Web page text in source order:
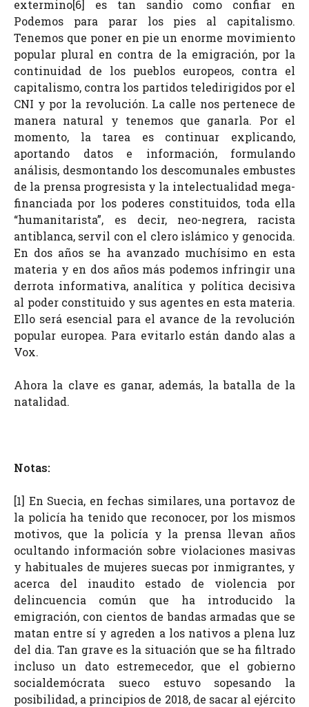
extermino[6] es tan sandio como confiar en
Podemos para parar los pies al capitalismo.
Tenemos que poner en pie un enorme movimiento
popular plural en contra de la emigración, por la
continuidad de los pueblos europeos, contra el
capitalismo, contra los partidos teledirigidos por el
CNI y por la revolución. La calle nos pertenece de
manera natural y tenemos que ganarla. Por el
momento, la tarea es continuar explicando,
aportando datos e información, formulando
análisis, desmontando los descomunales embustes
de la prensa progresista y la intelectualidad mega-
financiada por los poderes constituidos, toda ella
“humanitarista”, es decir, neo-negrera, racista
antiblanca, servil con el clero islámico y genocida.
En dos años se ha avanzado muchísimo en esta
materia y en dos años más podemos infringir una
derrota informativa, analítica y política decisiva
al poder constituido y sus agentes en esta materia.
Ello será esencial para el avance de la revolución
popular europea. Para evitarlo están dando alas a
Vox.
Ahora la clave es ganar, además, la batalla de la
natalidad.
Notas:
[1] En Suecia, en fechas similares, una portavoz de
la policía ha tenido que reconocer, por los mismos
motivos, que la policía y la prensa llevan años
ocultando información sobre violaciones masivas
y habituales de mujeres suecas por inmigrantes, y
acerca del inaudito estado de violencia por
delincuencia común que ha introducido la
emigración, con cientos de bandas armadas que se
matan entre sí y agreden a los nativos a plena luz
del dia. Tan grave es la situación que se ha filtrado
incluso un dato estremecedor, que el gobierno
socialdemócrata sueco estuvo sopesando la
posibilidad, a principios de 2018, de sacar al ejército